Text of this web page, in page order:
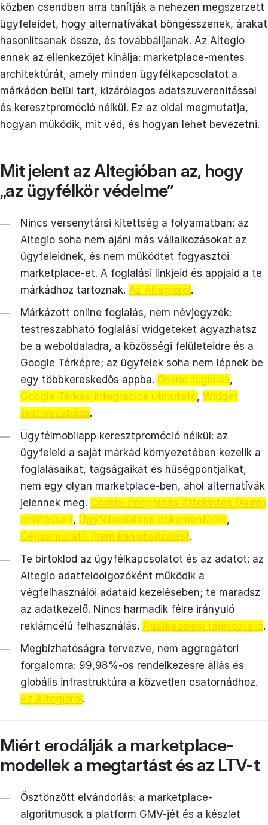
közben csendben arra tanítják a nehezen megszerzett
ügyfeleidet, hogy alternatívákat böngésszenek, árakat
hasonlítsanak össze, és továbbálljanak. Az Altegio
ennek az ellenkezőjét kínálja: marketplace-mentes
architektúrát, amely minden ügyfélkapcsolatot a
márkádon belül tart, kizárólagos adatszuverenitással
és keresztpromóció nélkül. Ez az oldal megmutatja,
hogyan működik, mit véd, és hogyan lehet bevezetni.
Mit jelent az Altegióban az, hogy
„az ügyfélkör védelme”
Nincs versenytársi kitettség a folyamatban: az
Altegio soha nem ajánl más vállalkozásokat az
ügyfeleidnek, és nem működtet fogyasztói
marketplace-et. A foglalási linkjeid és appjaid a te
márkádhoz tartoznak. Az Altegióról .
Márkázott online foglalás, nem névjegyzék:
testreszabható foglalási widgeteket ágyazhatsz
be a weboldaladra, a közösségi felületeidre és a
Google Térképre; az ügyfelek soha nem lépnek be
egy többkereskedős appba. Online foglalás,
Google Térkép integrációs útmutató, Widget
testreszabása.
Ügyfélmobilapp keresztpromóció nélkül: az
ügyfeleid a saját márkád környezetében kezelik a
foglalásaikat, tagságaikat és hűségpontjaikat,
nem egy olyan marketplace-ben, ahol alternatívák
jelennek meg. Cookie-/megoldás-áttekintés (Aunio
említéssel), Ügyfélmobilapp dokumentáció,
Cégbemutató (nem kannibalizálás).
Te birtoklod az ügyfélkapcsolatot és az adatot: az
Altegio adatfeldolgozóként működik a
végfelhasználói adataid kezelésében; te maradsz
az adatkezelő. Nincs harmadik félre irányuló
reklámcélú felhasználás. Adatkezelési tájékoztató.
Megbízhatóságra tervezve, nem aggregátori
forgalomra: 99,98%-os rendelkezésre állás és
globális infrastruktúra a közvetlen csatornádhoz.
Az Altegióról .
Miért erodálják a marketplace-
modellek a megtartást és az LTV-t
Ösztönzött elvándorlás: a marketplace-
algoritmusok a platform GMV-jét és a készlet